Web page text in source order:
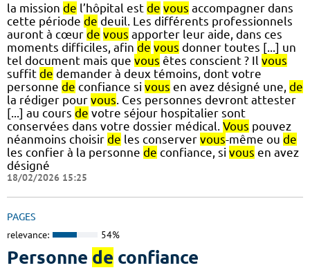
la mission de l’hôpital est de vous accompagner dans
cette période de deuil. Les différents professionnels
auront à cœur de vous apporter leur aide, dans ces
moments difficiles, afin de vous donner toutes [...] un
tel document mais que vous êtes conscient ? Il vous
suffit de demander à deux témoins, dont votre
personne de confiance si vous en avez désigné une, de
la rédiger pour vous . Ces personnes devront attester
[...] au cours de votre séjour hospitalier sont
conservées dans votre dossier médical. Vous pouvez
néanmoins choisir de les conserver vous-même ou de
les confier à la personne de confiance, si vous en avez
désigné
18/02/2026 15:25
PAGES
relevance: 54%
Personne de confiance